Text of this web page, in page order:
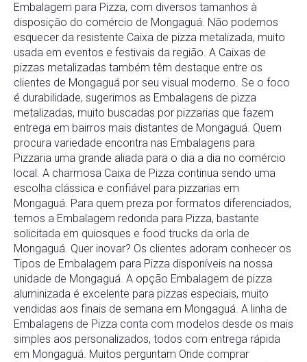
Embalagem para Pizza, com diversos tamanhos à
disposição do comércio de Mongaguá. Não podemos
esquecer da resistente Caixa de pizza metalizada, muito
usada em eventos e festivais da região. A Caixas de
pizzas metalizadas também têm destaque entre os
clientes de Mongaguá por seu visual moderno. Se o foco
é durabilidade, sugerimos as Embalagens de pizza
metalizadas, muito buscadas por pizzarias que fazem
entrega em bairros mais distantes de Mongaguá. Quem
procura variedade encontra nas Embalagens para
Pizzaria uma grande aliada para o dia a dia no comércio
local. A charmosa Caixa de Pizza continua sendo uma
escolha clássica e confiável para pizzarias em
Mongaguá. Para quem preza por formatos diferenciados,
temos a Embalagem redonda para Pizza, bastante
solicitada em quiosques e food trucks da orla de
Mongaguá. Quer inovar? Os clientes adoram conhecer os
Tipos de Embalagem para Pizza disponíveis na nossa
unidade de Mongaguá. A opção Embalagem de pizza
aluminizada é excelente para pizzas especiais, muito
vendidas aos finais de semana em Mongaguá. A linha de
Embalagens de Pizza conta com modelos desde os mais
simples aos personalizados, todos com entrega rápida
em Mongaguá. Muitos perguntam Onde comprar